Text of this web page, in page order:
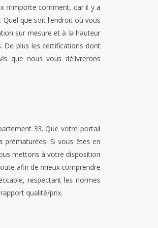
n’importe comment, car il y a
Quel que soit l’endroit où vous
sur mesure et à la hauteur
De plus les certifications dont
que nous vous délivrerons
33. Que votre portail
prématurées. Si vous êtes en
mettons à votre disposition
afin de mieux comprendre
respectant les normes
qualité/prix.